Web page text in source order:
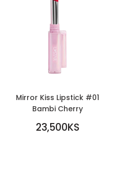
Mirror Kiss Lipstick #01
Bambi Cherry
REGULAR
23,500KS